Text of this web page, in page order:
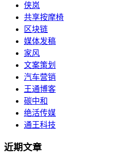
侠岚
共享按摩椅
区块链
媒体发稿
家风
文案策划
汽车营销
王通博客
碳中和
绝活传媒
通王科技
近期文章